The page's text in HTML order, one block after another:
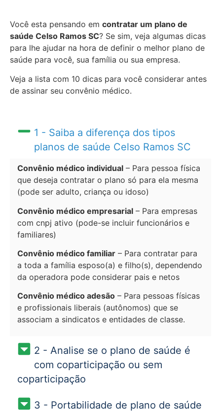
Você esta pensando em contratar um plano de
saúde Celso Ramos SC? Se sim, veja algumas dicas
para lhe ajudar na hora de definir o melhor plano de
saúde para você, sua família ou sua empresa.
Veja a lista com 10 dicas para você considerar antes
de assinar seu convênio médico.
1 - Saiba a diferença dos tipos
planos de saúde Celso Ramos SC
Convênio médico individual – Para pessoa física
que deseja contratar o plano só para ela mesma
(pode ser adulto, criança ou idoso)
Convênio médico empresarial – Para empresas
com cnpj ativo (pode-se incluir funcionários e
familiares)
Convênio médico familiar – Para contratar para
a toda a família esposo(a) e filho(s), dependendo
da operadora pode considerar pais e netos
Convênio médico adesão – Para pessoas físicas
e profissionais liberais (autônomos) que se
associam a sindicatos e entidades de classe.
2 - Analise se o plano de saúde é
com coparticipação ou sem
coparticipação
3 - Portabilidade de plano de saúde